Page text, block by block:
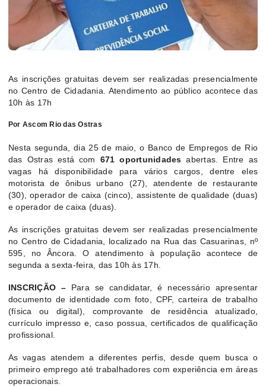
As inscrições gratuitas devem ser realizadas presencialmente
no Centro de Cidadania. Atendimento ao público acontece das
10h às 17h
Por Ascom Rio das Ostras
Nesta segunda, dia 25 de maio, o Banco de Empregos de Rio
das Ostras está com
671 oportunidades abertas. Entre as
vagas há disponibilidade para vários cargos, dentre eles
motorista de ônibus urbano (27), atendente de restaurante
(30), operador de caixa (cinco), assistente de qualidade (duas)
e operador de caixa (duas).
As inscrições gratuitas devem ser realizadas presencialmente
no Centro de Cidadania, localizado na Rua das Casuarinas, nº
595, no Âncora. O atendimento à população acontece de
segunda a sexta-feira, das 10h às 17h.
INSCRIÇÃO – Para se candidatar, é necessário apresentar
documento de identidade com foto, CPF, carteira de trabalho
(física ou digital), comprovante de residência atualizado,
currículo impresso e, caso possua, certificados de qualificação
profissional.
As vagas atendem a diferentes perfis, desde quem busca o
primeiro emprego até trabalhadores com experiência em áreas
operacionais.